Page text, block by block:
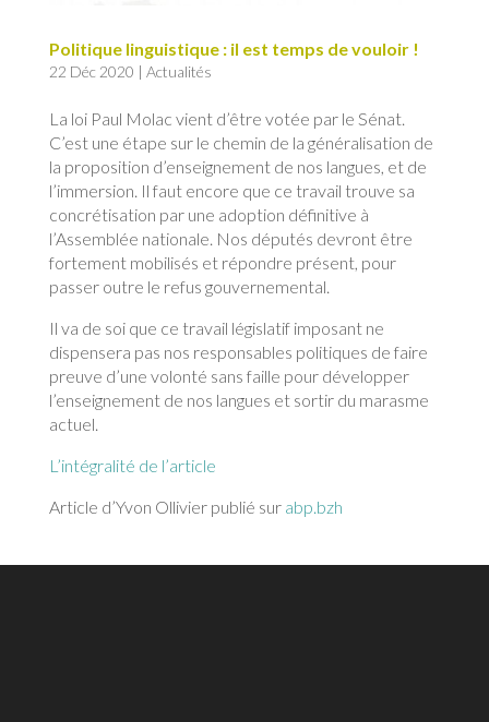
Politique linguistique : il est temps de vouloir !
22 Déc 2020 | Actualités
La loi Paul Molac vient d’être votée par le Sénat.
C’est une étape sur le chemin de la généralisation de
la proposition d’enseignement de nos langues, et de
l’immersion. Il faut encore que ce travail trouve sa
concrétisation par une adoption définitive à
l’Assemblée nationale. Nos députés devront être
fortement mobilisés et répondre présent, pour
passer outre le refus gouvernemental.
Il va de soi que ce travail législatif imposant ne
dispensera pas nos responsables politiques de faire
preuve d’une volonté sans faille pour développer
l’enseignement de nos langues et sortir du marasme
actuel.
L’intégralité de l’article
Article d’Yvon Ollivier publié sur abp.bzh